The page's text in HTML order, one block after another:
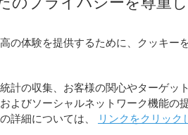
ター
こと
の体験を提供するために、クッキー
計の収集、お客様の関心やターゲッ
よびソーシャルネットワーク機能の
詳細については、
リンクをクリック